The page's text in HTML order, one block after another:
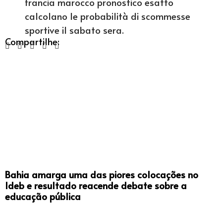
calcolano le probabilità di scommesse
sportive il sabato sera.
Compartilhe:
Bahia amarga uma das piores colocações no
Ideb e resultado reacende debate sobre a
educação pública